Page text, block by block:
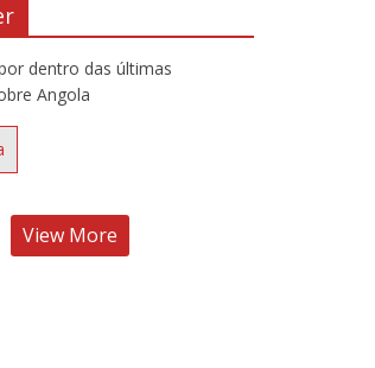
dentro das últimas
Angola
View More